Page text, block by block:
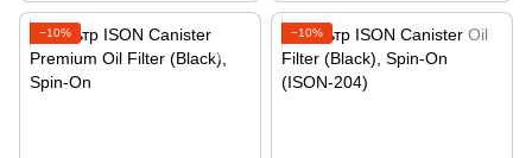
−10% −10%